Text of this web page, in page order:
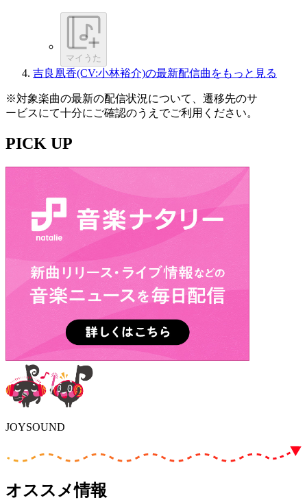
マイうた
吉良凰香(CV:小林裕介)の最新配信曲をもっと見る
※対象楽曲の最新の配信状況について、遷移先のサ
ービスにて十分にご確認のうえでご利用ください。
PICK UP
JOYSOUND
オススメ情報